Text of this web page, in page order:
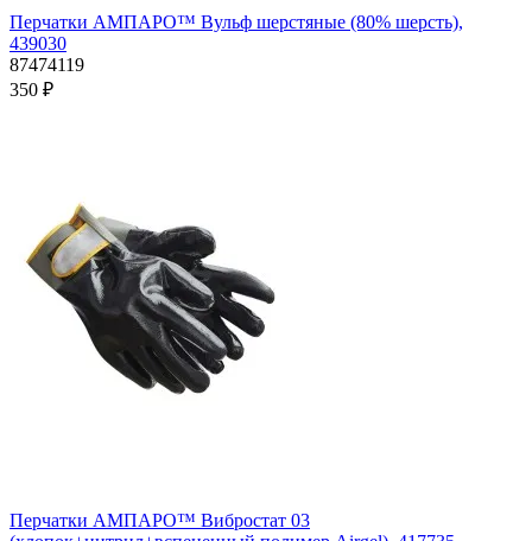
Перчатки АМПАРО™ Вульф шерстяные (80% шерсть),
439030
87474119
350 ₽
Перчатки АМПАРО™ Вибростат 03